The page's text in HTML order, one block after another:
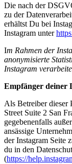
Die nach der
zu der
erhältst Du bei
Instagram unter
Im Rahmen der
anonymisierte
Instagram
Empfänger deiner
Als Betreiber dieser
Street Suite 2 San
gegebenenfalls
ansässige
der Instagram Seite
du in den
(https://